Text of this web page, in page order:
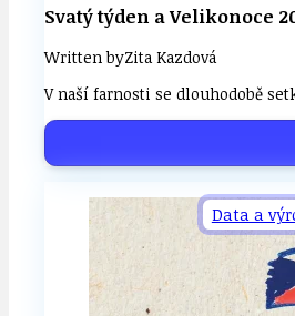
Svatý týden a Velikonoce
Written byZita Kazdová
V naší farnosti se dlouhodobě
Data a